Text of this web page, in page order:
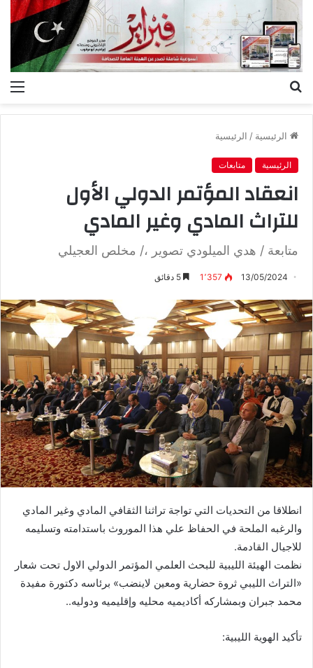
الرئيسية / الرئيسية
الرئيسية متابعات
انعقاد المؤتمر الدولي الأول
للتراث المادي وغير المادي
متابعة / هدي الميلودي تصوير ،/ مخلص العجيلي
13/05/2024 1٬357
انطلاقا من التحديات التي تواجة تراثنا الثقافي المادي وغير المادي
والرغبه الملحة في الحفاظ علي هذا الموروث باستدامته وتسليمه
للاجيال القادمة.
نظمت الهيئة الليبية للبحث العلمي المؤتمر الدولي الاول تحت شعار
«التراث الليبي ثروة حضارية ومعين لاينضب» برئاسه دكتورة مفيدة
محمد جبران وبمشاركه أكاديميه محليه وإقليميه ودوليه..
تأكيد الهوية الليبية: